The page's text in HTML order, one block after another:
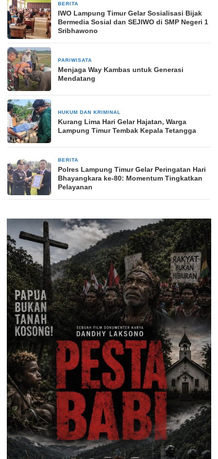
BERITA
IWO Lampung Timur Gelar Sosialisasi Bijak
Bermedia Sosial dan SEJIWO di SMP Negeri 1
Sribhawono
PARIWISATA
Menjaga Way Kambas untuk Generasi
Mendatang
HUKUM DAN KRIMINAL
Kurang Lima Hari Gelar Hajatan, Warga
Lampung Timur Tembak Kepala Tetangga
BERITA
Polres Lampung Timur Gelar Peringatan Hari
Bhayangkara ke-80: Momentum Tingkatkan
Pelayanan